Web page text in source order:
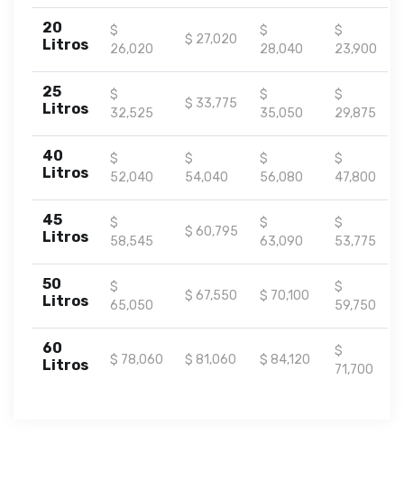
20
Litros
$
26,020
$ 27,020
$
28,040
$
23,900
25
Litros
$
32,525
$ 33,775
$
35,050
$
29,875
40
Litros
$
52,040
$
54,040
$
56,080
$
47,800
45
Litros
$
58,545
$ 60,795
$
63,090
$
53,775
50
Litros
$
65,050
$ 67,550 $ 70,100
$
59,750
60
Litros
$ 78,060 $ 81,060 $ 84,120
$
71,700